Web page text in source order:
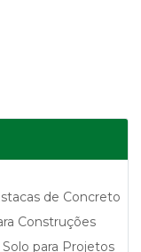
de Concreto
Construções
para Projetos